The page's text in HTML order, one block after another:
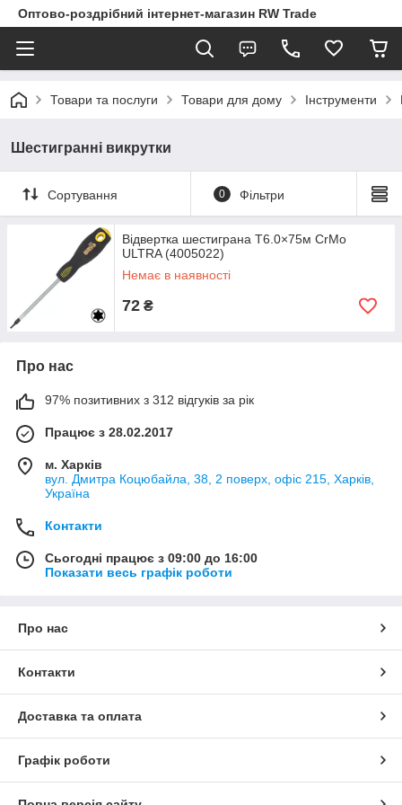
Оптово-роздрібний інтернет-магазин RW Trade
Товари та послуги Товари для дому Інструменти
Шестигранні викрутки
Сортування 0 Фільтри
Відвертка шестиграна T6.0×75м СrMo
ULTRA (4005022)
Немає в наявності
72 ₴
Про нас
97% позитивних з 312 відгуків за рік
Працює з 28.02.2017
м. Харків
вул. Дмитра Коцюбайла, 38, 2 поверх, офіс 215, Харків,
Україна
Контакти
Сьогодні працює з 09:00 до 16:00
Показати весь графік роботи
Про нас
Контакти
Доставка та оплата
Графік роботи